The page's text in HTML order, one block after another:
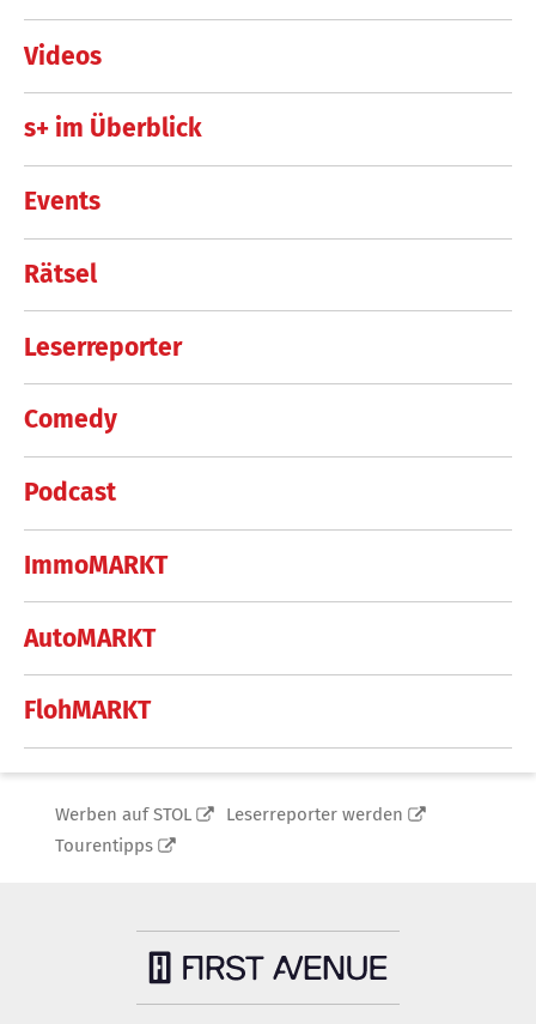
Videos
s+ im Überblick
Events
Rätsel
Leserreporter
Comedy
Podcast
ImmoMARKT
AutoMARKT
FlohMARKT
Werben auf STOL
Leserreporter werden
Tourentipps